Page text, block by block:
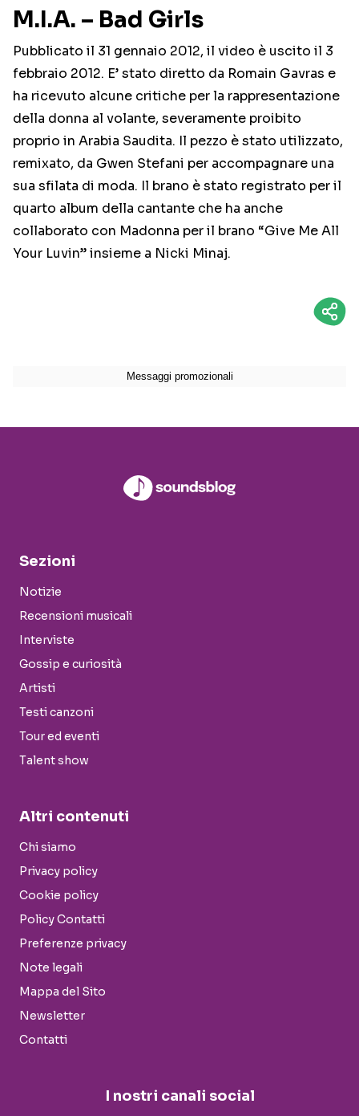
M.I.A. – Bad Girls
Pubblicato il 31 gennaio 2012, il video è uscito il 3
febbraio 2012. E’ stato diretto da Romain Gavras e
ha ricevuto alcune critiche per la rappresentazione
della donna al volante, severamente proibito
proprio in Arabia Saudita. Il pezzo è stato utilizzato,
remixato, da Gwen Stefani per accompagnare una
sua sfilata di moda. Il brano è stato registrato per il
quarto album della cantante che ha anche
collaborato con Madonna per il brano “Give Me All
Your Luvin” insieme a Nicki Minaj.
Sezioni
Notizie
Recensioni musicali
Interviste
Gossip e curiosità
Artisti
Testi canzoni
Tour ed eventi
Talent show
Altri contenuti
Chi siamo
Privacy policy
Cookie policy
Policy Contatti
Preferenze privacy
Note legali
Mappa del Sito
Newsletter
Contatti
I nostri canali social